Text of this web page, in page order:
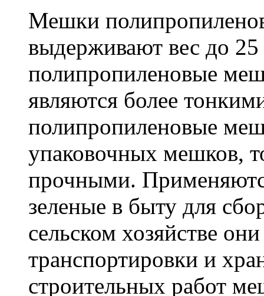
Мешки
выдерживают вес до
полипропиленовые
являются более
полипропиленовые
упаковочных мешков,
прочными.
зеленые в быту для
сельском хозяйстве
транспортировки и
строительных работ